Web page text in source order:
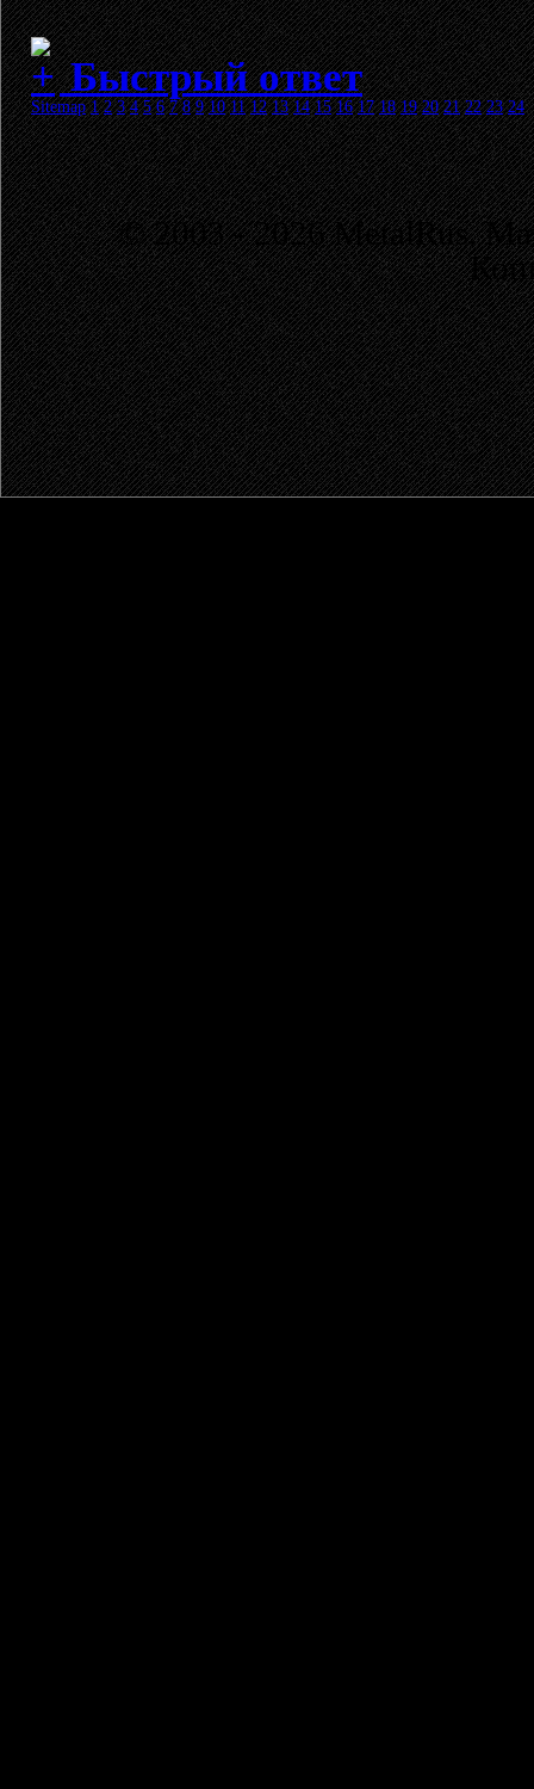
Быстрый ответ
Sitemap 1 2 3 4 5 6 7 8 9 10 11 12 13 14 15 16 17 18 19 20 21 22 23 24
© 2003 - 2026 MetalRus.